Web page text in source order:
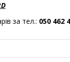
за тел.: 050 462